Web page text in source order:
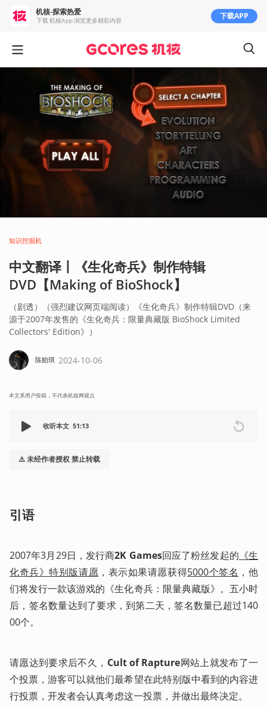
知识挖掘机
中文翻译丨《生化奇兵》制作特辑
DVD【Making of BioShock】
（剧透）（强烈建议网页端阅读）《生化奇兵》制作特辑DVD（来
源于2007年发售的《生化奇兵：限量典藏版 BioShock Limited
Collectors' Edition》）
陈贻琪 2024-10-06
本文系用户投稿，不代表机核网观点
收听本文 51:13
⚠️ 未经作者授权 禁止转载
引语
2007年3月29日，发行商2K Games回应了粉丝发起的 《生
化奇兵》特别版请愿 ，表示如果请愿获得5000个签名 ，他
们将发行一款该游戏的《生化奇兵：限量典藏版》。五小时
后，签名数量达到了要求，到第二天，签名数量已超过140
00个。
请愿达到要求后不久， Cult of Rapture网站上就发布了一
个投票，游客可以就他们最希望在此特别版中看到的内容进
行投票，开发者会认真考虑这一投票，并做出最终决定。
机核-探索热爱
下载 机核App 浏览更多精彩内容 下载APP